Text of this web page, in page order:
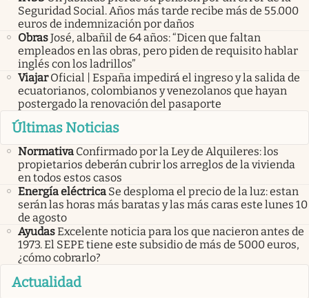
Seguridad Social. Años más tarde recibe más de 55.000
euros de indemnización por daños
ObrasJosé, albañil de 64 años: “Dicen que faltan
empleados en las obras, pero piden de requisito hablar
inglés con los ladrillos”
Viajar Oficial | España impedirá el ingreso y la salida de
ecuatorianos, colombianos y venezolanos que hayan
postergado la renovación del pasaporte
Últimas Noticias
Normativa Confirmado por la Ley de Alquileres: los
propietarios deberán cubrir los arreglos de la vivienda
en todos estos casos
Energía eléctrica Se desploma el precio de la luz: estan
serán las horas más baratas y las más caras este lunes 10
de agosto
AyudasExcelente noticia para los que nacieron antes de
1973. El SEPE tiene este subsidio de más de 5000 euros,
¿cómo cobrarlo?
Actualidad